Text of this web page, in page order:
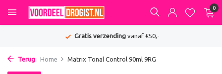
0
Gratis verzendingvanaf €50,-
Terug Home Matrix Tonal Control 90ml 9RG